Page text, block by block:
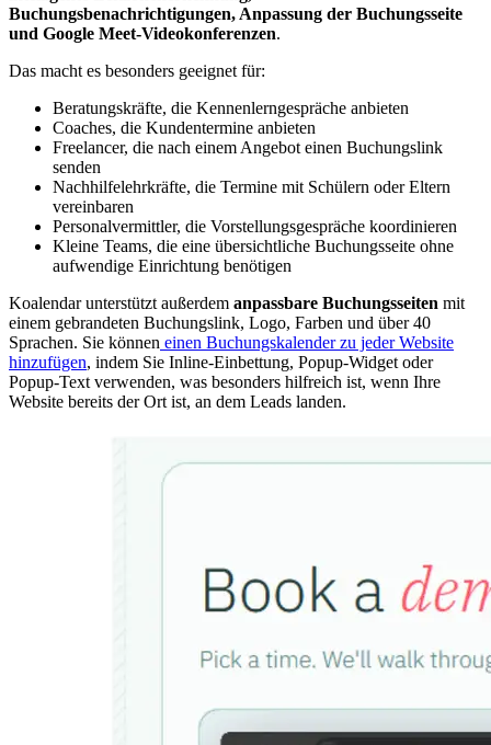
Buchungsbenachrichtigungen, Anpassung der Buchungsseite
und Google Meet-Videokonferenzen.
Das macht es besonders geeignet für:
Beratungskräfte, die Kennenlerngespräche anbieten
Coaches, die Kundentermine anbieten
Freelancer, die nach einem Angebot einen Buchungslink
senden
Nachhilfelehrkräfte, die Termine mit Schülern oder Eltern
vereinbaren
Personalvermittler, die Vorstellungsgespräche koordinieren
Kleine Teams, die eine übersichtliche Buchungsseite ohne
aufwendige Einrichtung benötigen
Koalendar unterstützt außerdem anpassbare Buchungsseiten mit
einem gebrandeten Buchungslink, Logo, Farben und über 40
Sprachen. Sie können einen Buchungskalender zu jeder Website
hinzufügen, indem Sie Inline-Einbettung, Popup-Widget oder
Popup-Text verwenden, was besonders hilfreich ist, wenn Ihre
Website bereits der Ort ist, an dem Leads landen.